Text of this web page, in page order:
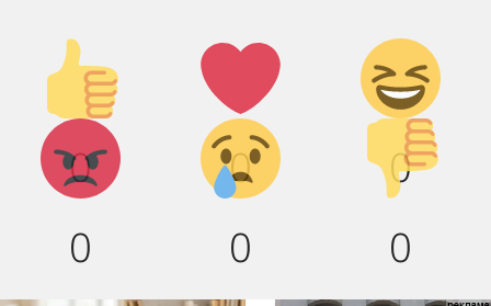
Палец
вверх!
0
Лайк!
0
Дикий
смех!
0
Агрессия!
0
Грусть :(
0
Палец
вниз!
0